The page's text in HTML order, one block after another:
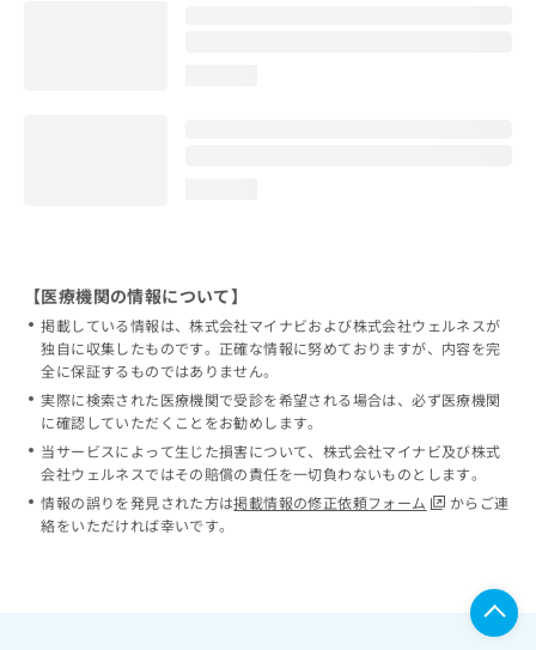
【医療機関の情報について】
掲載している情報は、株式会社マイナビおよび株式会社ウェルネスが
独自に収集したものです。正確な情報に努めておりますが、内容を完
全に保証するものではありません。
実際に検索された医療機関で受診を希望される場合は、必ず医療機関
に確認していただくことをお勧めします。
当サービスによって生じた損害について、株式会社マイナビ及び株式
会社ウェルネスではその賠償の責任を一切負わないものとします。
情報の誤りを発見された方は掲載情報の修正依頼フォーム
からご連
絡をいただければ幸いです。